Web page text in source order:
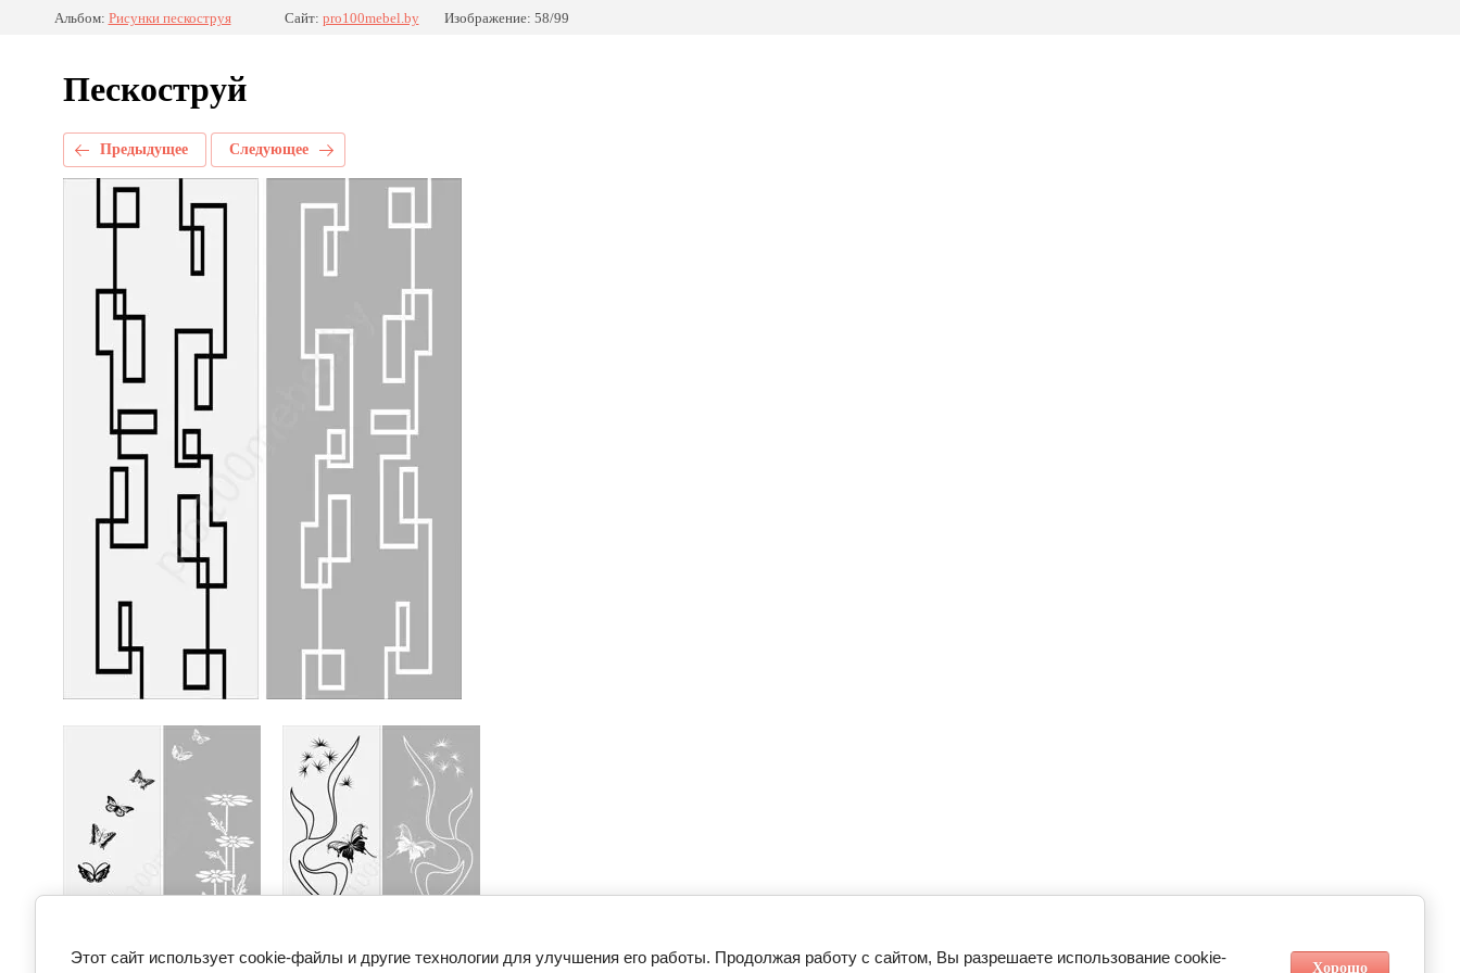
Альбом: Рисунки пескоструя Сайт: pro100mebel.by Изображение: 58/99
Пескоструй
Предыдущее Следующее
Этот сайт использует cookie-файлы и другие технологии для улучшения его работы. Продолжая работу с сайтом, Вы разрешаете использование cookie-
Хорошо